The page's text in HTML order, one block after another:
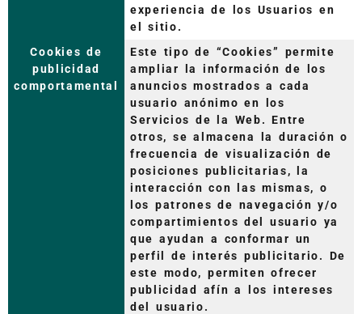
experiencia de los Usuarios en
el sitio.
Cookies de
publicidad
comportamental
Este tipo de “Cookies” permite
ampliar la información de los
anuncios mostrados a cada
usuario anónimo en los
Servicios de la Web. Entre
otros, se almacena la duración o
frecuencia de visualización de
posiciones publicitarias, la
interacción con las mismas, o
los patrones de navegación y/o
compartimientos del usuario ya
que ayudan a conformar un
perfil de interés publicitario. De
este modo, permiten ofrecer
publicidad afín a los intereses
del usuario.